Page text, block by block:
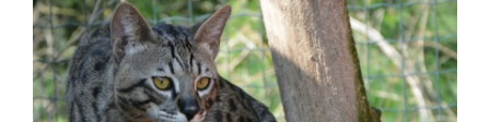
KOŤÁTKA
CHOVANÁ PLEMENA